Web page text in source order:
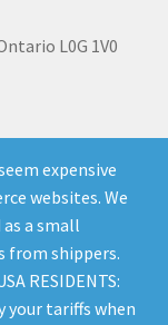
expensive
websites. We
a small
from shippers.
RESIDENTS:
your tariffs when
L0G 1V0
|Privacy Policy